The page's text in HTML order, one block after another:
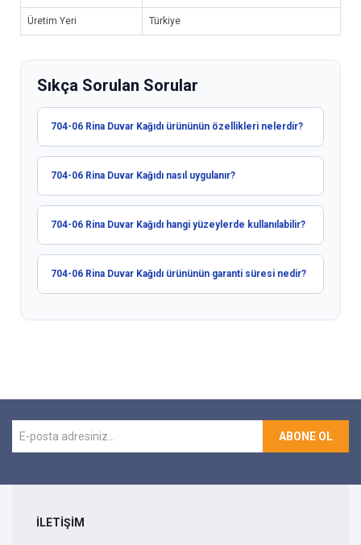
Üretim Yeri Türkiye
Sıkça Sorulan Sorular
704-06 Rina Duvar Kağıdı ürününün özellikleri nelerdir?
704-06 Rina Duvar Kağıdı nasıl uygulanır?
704-06 Rina Duvar Kağıdı hangi yüzeylerde kullanılabilir?
704-06 Rina Duvar Kağıdı ürününün garanti süresi nedir?
ABONE OL
İLETİŞİM